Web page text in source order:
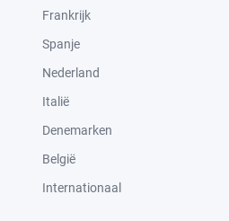
Frankrijk
Spanje
Nederland
Italië
Denemarken
België
Internationaal